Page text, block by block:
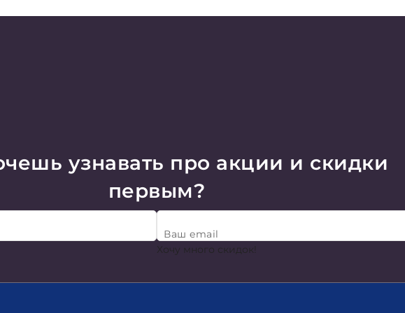
узнавать про акции и скидки
первым?
Ваш email
Хочу много скидок!